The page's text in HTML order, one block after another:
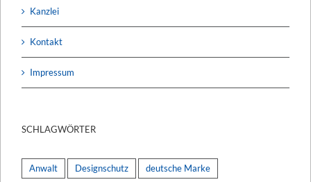
Kanzlei
Kontakt
Impressum
SCHLAGWÖRTER
Anwalt Designschutz deutsche Marke